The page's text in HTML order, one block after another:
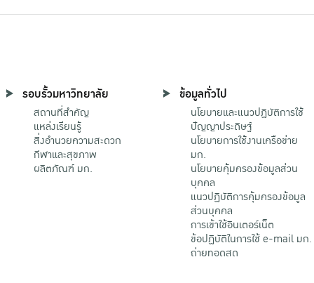
รอบรั้วมหาวิทยาลัย
สถานที่สำคัญ
แหล่งเรียนรู้
สิ่งอำนวยความสะดวก
กีฬาและสุขภาพ
ผลิตภัณฑ์ มก.
ข้อมูลทั่วไป
นโยบายและแนวปฏิบัติการใช้
ปัญญาประดิษฐ์
นโยบายการใช้งานเครือข่าย
มก.
นโยบายคุ้มครองข้อมูลส่วน
บุคคล
แนวปฏิบัติการคุ้มครองข้อมูล
ส่วนบุคคล
การเข้าใช้อินเตอร์เน็ต
ข้อปฏิบัติในการใช้ e-mail มก.
ถ่ายทอดสด